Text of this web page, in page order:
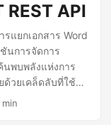
REST API
แยกเอกสาร Word
นการจัดการ
พบพลังแห่งการ
ด้วยเคล็ดลับที่ใช้
ด้วย .NET
min